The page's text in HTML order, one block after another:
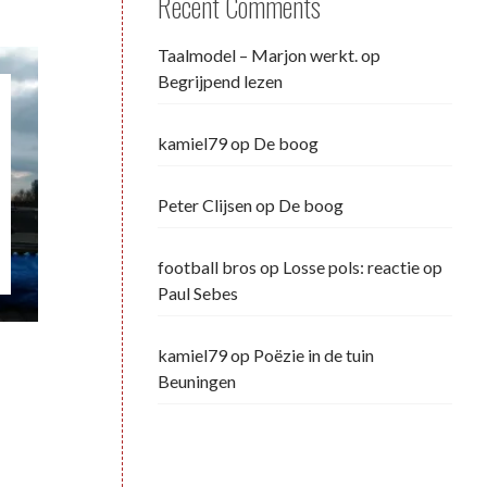
Taalmodel – Marjon werkt.op
Begrijpend lezen
kamiel79op De boog
Peter Clijsenop De boog
football bros op Losse pols: reactie op
Paul Sebes
kamiel79op Poëzie in de tuin
Beuningen